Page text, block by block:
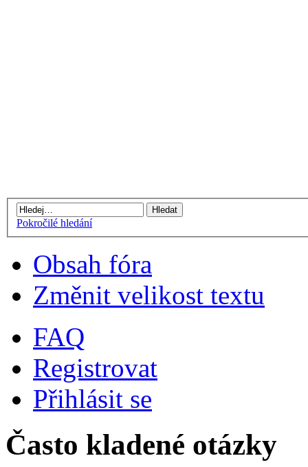
Pokročilé hledání
Obsah fóra
Změnit velikost textu
FAQ
Registrovat
Přihlásit se
Často kladené otázky